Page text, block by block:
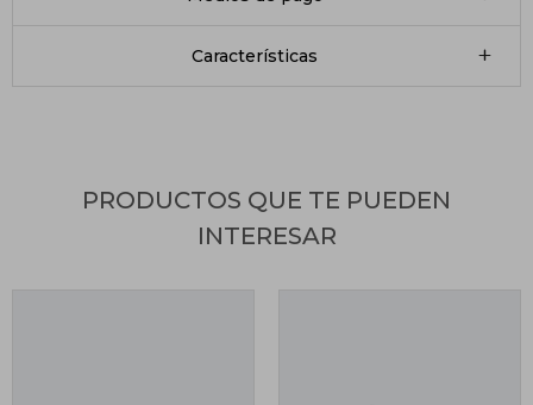
Características
PRODUCTOS QUE TE PUEDEN
INTERESAR